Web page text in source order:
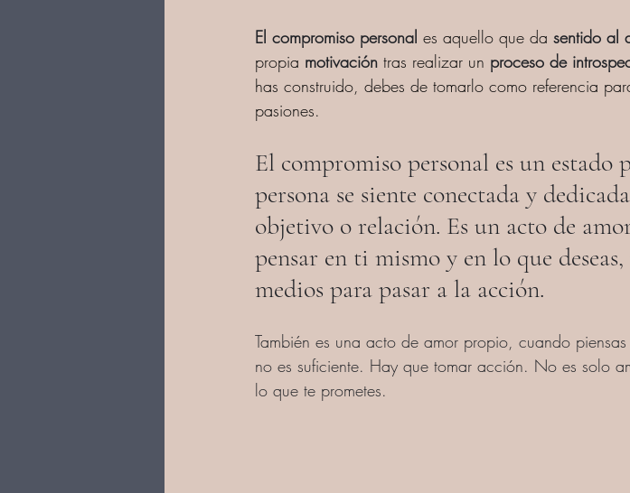
El compromiso personal es aquello que da sentido al
propia motivación tras realizar un proceso de
has construido, debes de tomarlo como referencia
pasiones.
El compromiso personal es un estado
persona se siente conectada y
objetivo o relación. Es un acto de
pensar en ti mismo y en lo que
medios para pasar a la acción.
También es una acto de amor propio, cuando
no es suficiente. Hay que tomar acción. No es solo
lo que te prometes.